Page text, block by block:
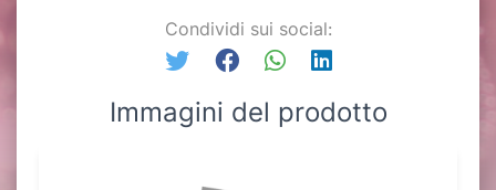
Condividi sui social:
Immagini del prodotto